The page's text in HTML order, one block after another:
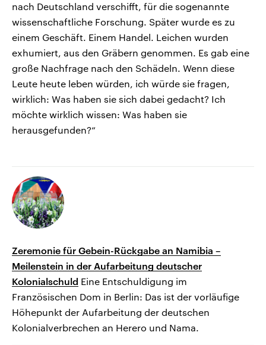
nach Deutschland verschifft, für die sogenannte
wissenschaftliche Forschung. Später wurde es zu
einem Geschäft. Einem Handel. Leichen wurden
exhumiert, aus den Gräbern genommen. Es gab eine
große Nachfrage nach den Schädeln. Wenn diese
Leute heute leben würden, ich würde sie fragen,
wirklich: Was haben sie sich dabei gedacht? Ich
möchte wirklich wissen: Was haben sie
herausgefunden?“
Zeremonie für Gebein-Rückgabe an Namibia –
Meilenstein in der Aufarbeitung deutscher
Kolonialschuld Eine Entschuldigung im
Französischen Dom in Berlin: Das ist der vorläufige
Höhepunkt der Aufarbeitung der deutschen
Kolonialverbrechen an Herero und Nama.